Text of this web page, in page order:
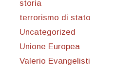
storia
terrorismo di stato
Uncategorized
Unione Europea
Valerio Evangelisti